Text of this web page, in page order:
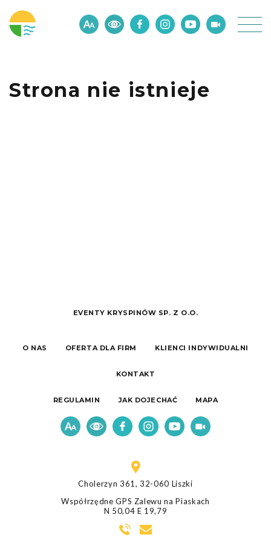
Strona nie istnieje
EVENTY KRYSPINÓW SP. Z O.O.
O NAS OFERTA DLA FIRM KLIENCI INDYWIDUALNI
KONTAKT
REGULAMIN JAK DOJECHAĆ MAPA
Cholerzyn 361, 32-060 Liszki
Współrzędne GPS Zalewu na Piaskach
N 50,04 E 19,79